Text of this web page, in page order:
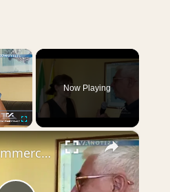
×
Now Playing
×
Adrano. Commerciante supera grave crisi debitoria grazie alla convenzione Comune-Unes